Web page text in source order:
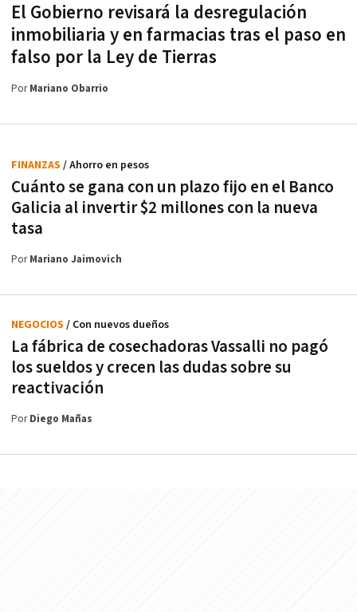
El Gobierno revisará la desregulación
inmobiliaria y en farmacias tras el paso en
falso por la Ley de Tierras
PorMariano Obarrio
Cuánto se gana con un plazo fijo en el Banco
Galicia al invertir $2 millones con la nueva
tasa
FINANZAS / Ahorro en pesos
PorMariano Jaimovich
La fábrica de cosechadoras Vassalli no pagó
los sueldos y crecen las dudas sobre su
reactivación
NEGOCIOS / Con nuevos dueños
PorDiego Mañas